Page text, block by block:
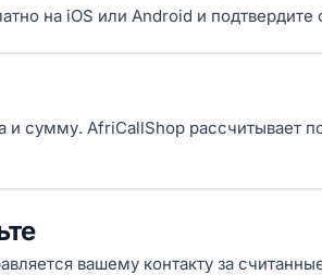
на iOS или Android и
и сумму. AfriCallShop рассчитывает
вашему контакту за